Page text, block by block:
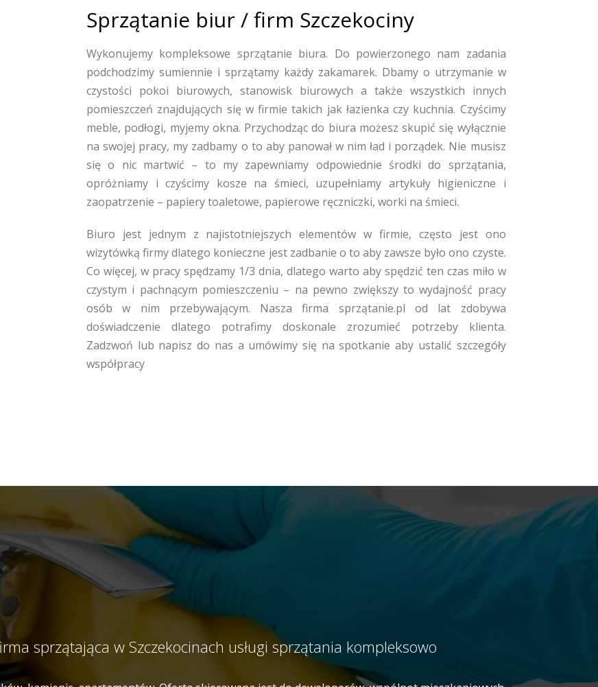
Sprzątanie biur / firm Szczekociny
Wykonujemy kompleksowe sprzątanie biura. Do powierzonego nam zadania
podchodzimy sumiennie i sprzątamy każdy zakamarek. Dbamy o utrzymanie w
czystości pokoi biurowych, stanowisk biurowych a także wszystkich innych
pomieszczeń znajdujących się w firmie takich jak łazienka czy kuchnia. Czyścimy
meble, podłogi, myjemy okna. Przychodząc do biura możesz skupić się wyłącznie
na swojej pracy, my zadbamy o to aby panował w nim ład i porządek. Nie musisz
się o nic martwić – to my zapewniamy odpowiednie środki do sprzątania,
opróżniamy i czyścimy kosze na śmieci, uzupełniamy artykuły higieniczne i
zaopatrzenie – papiery toaletowe, papierowe ręczniczki, worki na śmieci.
Biuro jest jednym z najistotniejszych elementów w firmie, często jest ono
wizytówką firmy dlatego konieczne jest zadbanie o to aby zawsze było ono czyste.
Co więcej, w pracy spędzamy 1/3 dnia, dlatego warto aby spędzić ten czas miło w
czystym i pachnącym pomieszczeniu – na pewno zwiększy to wydajność pracy
osób w nim przebywającym. Nasza firma sprzątanie.pl od lat zdobywa
doświadczenie dlatego potrafimy doskonale zrozumieć potrzeby klienta.
Zadzwoń lub napisz do nas a umówimy się na spotkanie aby ustalić szczegóły
współpracy
sprzątająca w Szczekocinach usługi sprzątania kompleksowo